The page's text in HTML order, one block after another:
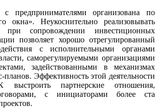
организована по
окна». Неукоснительно реализовывать
при сопровождении инвестиционных
позволяет хорошо отрегулированный
с исполнительными органами
саморегулируемыми организациями
задействованными в механизмах
планов. Эффективность этой деятельности
выстроить партнерские отношения,
с инициаторами более ста